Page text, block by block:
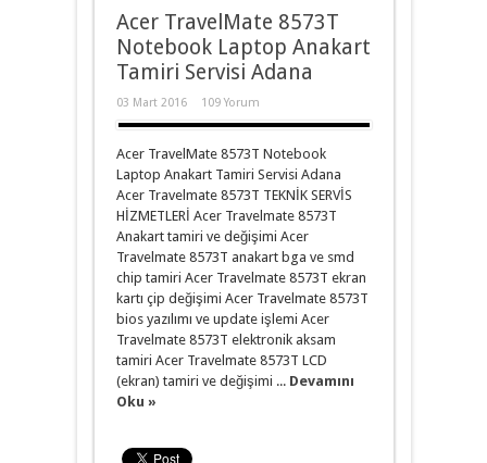
Acer TravelMate 8573T
Notebook Laptop Anakart
Tamiri Servisi Adana
03 Mart 2016 109 Yorum
Acer TravelMate 8573T Notebook
Laptop Anakart Tamiri Servisi Adana
Acer Travelmate 8573T TEKNİK SERVİS
HİZMETLERİ Acer Travelmate 8573T
Anakart tamiri ve değişimi Acer
Travelmate 8573T anakart bga ve smd
chip tamiri Acer Travelmate 8573T ekran
kartı çip değişimi Acer Travelmate 8573T
bios yazılımı ve update işlemi Acer
Travelmate 8573T elektronik aksam
tamiri Acer Travelmate 8573T LCD
(ekran) tamiri ve değişimi ... Devamını
Oku »